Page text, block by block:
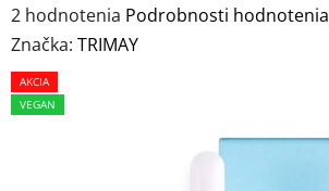
Priemerné
hodnotenie
produktu
je
2 hodnotenia Podrobnosti hodnotenia
Značka: TRIMAY
AKCIA
VEGAN